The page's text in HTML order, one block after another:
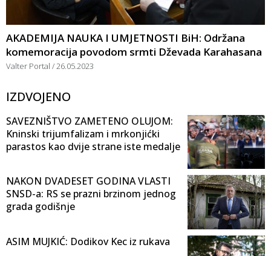
AKADEMIJA NAUKA I UMJETNOSTI BiH: Održana
komemoracija povodom srmti Dževada Karahasana
Valter Portal 26.05.2023
IZDVOJENO
SAVEZNIŠTVO ZAMETENO OLUJOM:
Kninski trijumfalizam i mrkonjićki
parastos kao dvije strane iste medalje
NAKON DVADESET GODINA VLASTI
SNSD-a: RS se prazni brzinom jednog
grada godišnje
ASIM MUJKIĆ: Dodikov Kec iz rukava